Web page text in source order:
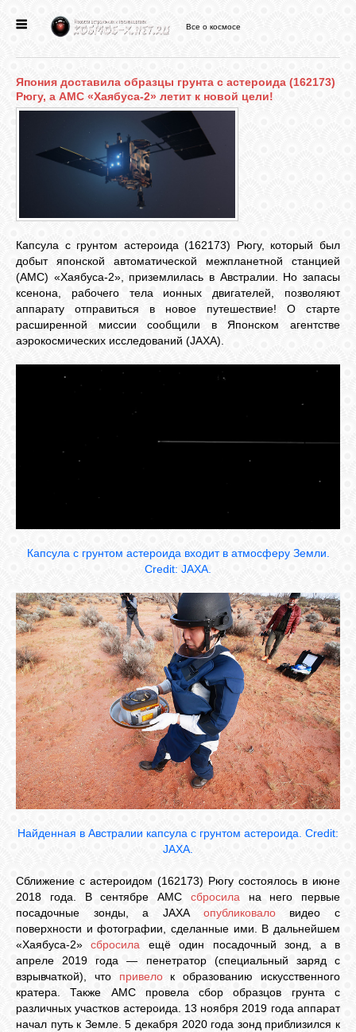
НОВОСТИ
ФАЙЛЫ
ВИДЕО
ФОТО
Все о космосе
Япония доставила образцы грунта с астероида (162173)
Рюгу, а АМС «Хаябуса-2» летит к новой цели!
Капсула с грунтом астероида (162173) Рюгу, который был
добыт японской автоматической межпланетной станцией
(АМС) «Хаябуса-2», приземлилась в Австралии. Но запасы
ксенона, рабочего тела ионных двигателей, позволяют
аппарату отправиться в новое путешествие! О старте
расширенной миссии сообщили в Японском агентстве
аэрокосмических исследований (JAXA).
Капсула с грунтом астероида входит в атмосферу Земли.
Сredit: JAXA.
Найденная в Австралии капсула с грунтом астероида. Сredit:
JAXA.
Сближение с астероидом (162173) Рюгу состоялось в июне
2018 года. В сентябре АМС сбросилана него первые
посадочные зонды, а JAXA опубликоваловидео с
поверхности и фотографии, сделанные ими. В дальнейшем
«Хаябуса-2»сбросила ещё один посадочный зонд, а в
апреле 2019 года — пенетратор (специальный заряд с
взрывчаткой), что привелок образованию искусственного
кратера. Также АМС провела сбор образцов грунта с
различных участков астероида. 13 ноября 2019 года аппарат
начал путь к Земле. 5 декабря 2020 года зонд приблизился к